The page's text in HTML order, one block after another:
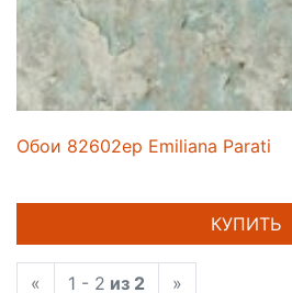
Обои 82602ep Emiliana Parati
КУПИТЬ
« 1 - 2 из 2 »